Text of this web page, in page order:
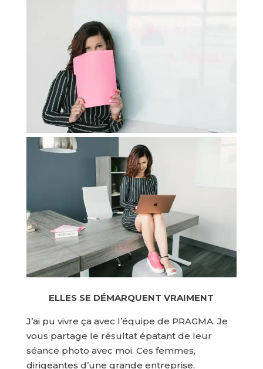
ELLES SE DÉMARQUENT VRAIMENT
J’ai pu vivre ça avec l’équipe de PRAGMA. Je
vous partage le résultat épatant de leur
séance photo avec moi. Ces femmes,
dirigeantes d’une grande entreprise,